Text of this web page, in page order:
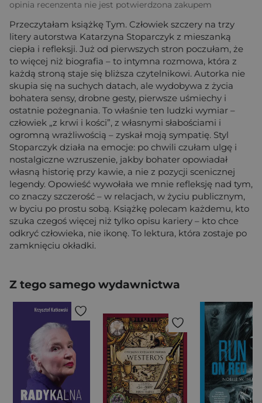
opinia recenzenta nie jest potwierdzona zakupem
Przeczytałam książkę Tym. Człowiek szczery na trzy
litery autorstwa Katarzyna Stoparczyk z mieszanką
ciepła i refleksji. Już od pierwszych stron poczułam, że
to więcej niż biografia – to intymna rozmowa, która z
każdą stroną staje się bliższa czytelnikowi. Autorka nie
skupia się na suchych datach, ale wydobywa z życia
bohatera sensy, drobne gesty, pierwsze uśmiechy i
ostatnie pożegnania. To właśnie ten ludzki wymiar –
człowiek „z krwi i kości”, z własnymi słabościami i
ogromną wrażliwością – zyskał moją sympatię. Styl
Stoparczyk działa na emocje: po chwili czułam ulgę i
nostalgiczne wzruszenie, jakby bohater opowiadał
własną historię przy kawie, a nie z pozycji scenicznej
legendy. Opowieść wywołała we mnie refleksję nad tym,
co znaczy szczerość – w relacjach, w życiu publicznym,
w byciu po prostu sobą. Książkę polecam każdemu, kto
szuka czegoś więcej niż tylko opisu kariery – kto chce
odkryć człowieka, nie ikonę. To lektura, która zostaje po
zamknięciu okładki.
Z tego samego wydawnictwa